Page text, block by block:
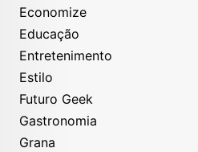
Economize
Educação
Entretenimento
Estilo
Futuro Geek
Gastronomia
Grana